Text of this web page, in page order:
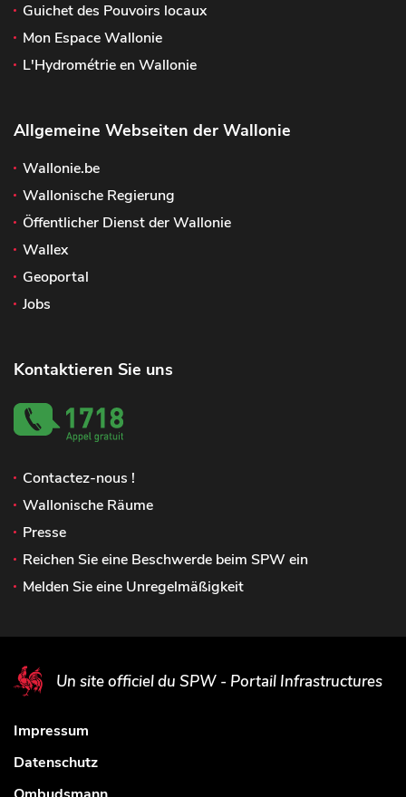
Guichet des Pouvoirs locaux
Mon Espace Wallonie
L'Hydrométrie en Wallonie
Allgemeine Webseiten der Wallonie
Wallonie.be
Wallonische Regierung
Öffentlicher Dienst der Wallonie
Wallex
Geoportal
Jobs
Kontaktieren Sie uns
Contactez-nous !
Wallonische Räume
Presse
Reichen Sie eine Beschwerde beim SPW ein
Melden Sie eine Unregelmäßigkeit
Un site officiel du SPW - Portail Infrastructures
Impressum
Datenschutz